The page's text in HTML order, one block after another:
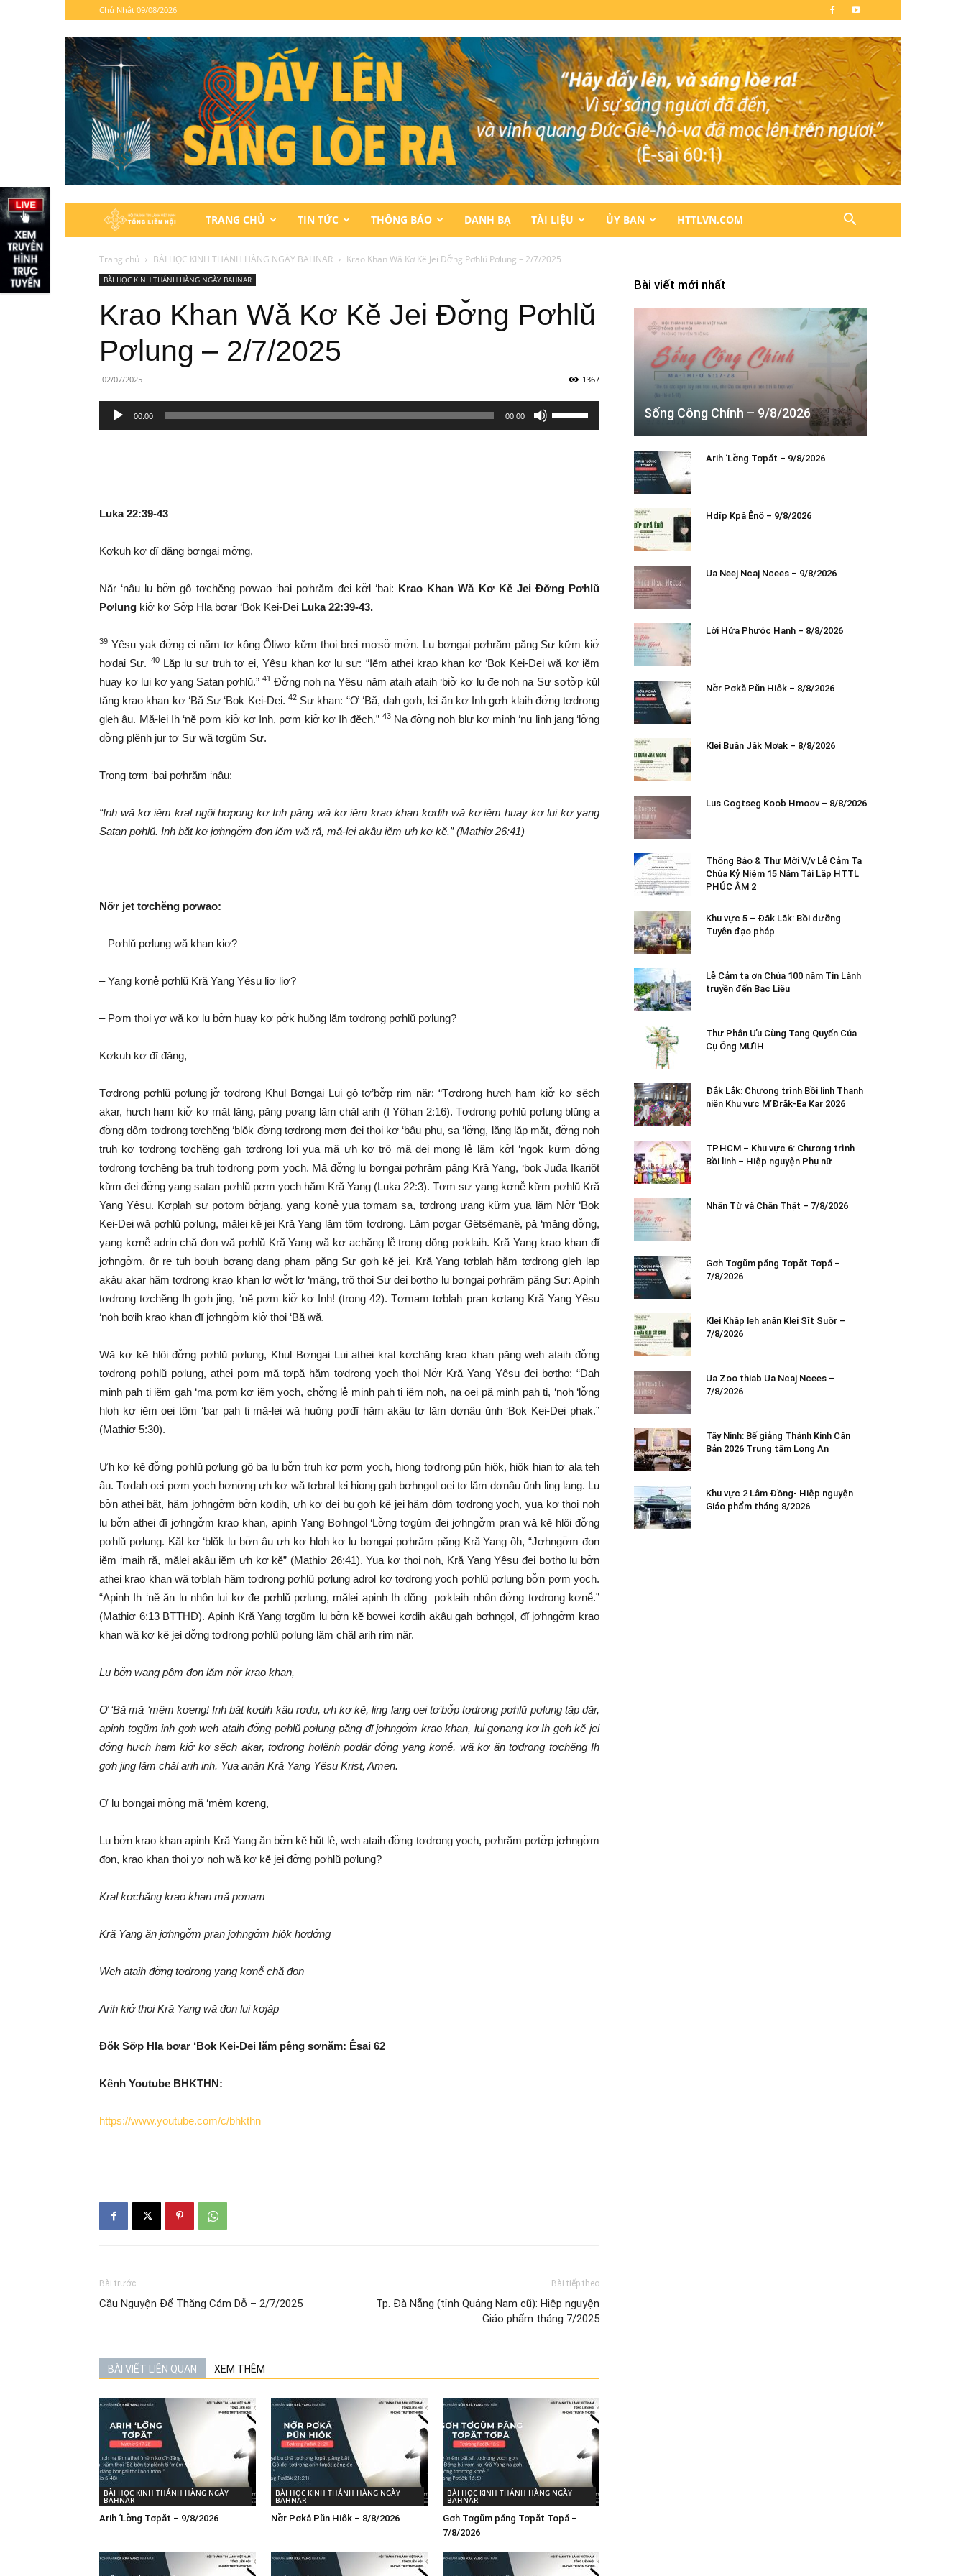
Chủ Nhật 09/08/2026
Hội
Thánh
Tin
Lành
Việt
TRANG CHỦ TIN TỨC THÔNG BÁO DANH BẠ TÀI LIỆU ỦY BAN HTTLVN.COM
Trang chủ BÀI HỌC KINH THÁNH HÀNG NGÀY BAHNAR Krao Khan Wă Kơ Kĕ Jei Đơ̆ng Pơhlŭ Pơlung – 2/7/2025
BÀI HỌC KINH THÁNH HÀNG NGÀY BAHNAR
Krao Khan Wă Kơ Kĕ Jei Đơ̆ng Pơhlŭ
Pơlung – 2/7/2025
02/07/2025 1367
Trình
phát
00:00 00:00
dụng
giảm
Luka 22:39-43
Kơkuh kơ đĭ đăng bơngai mơ̆ng,
Năr ‘nâu lu bơ̆n gô tơchĕng pơwao ‘bai pơhrăm đei kơ̆l ‘bai: Krao Khan Wă Kơ Kĕ Jei Đơ̆ng Pơhlŭ
Pơlung kiơ̆ kơ Sơ̆p Hla bơar ‘Bok Kei-Dei Luka 22:39-43.
39 Yêsu yak đơ̆ng ei năm tơ kông Ôliwơ kư̆m thoi brei mơsơ̆ mơ̆n. Lu bơngai pơhrăm păng Sư kư̆m kiơ̆
hơdai Sư. 40Lăp lu sư truh tơ ei, Yêsu khan kơ lu sư: “Iĕm athei krao khan kơ ‘Bok Kei-Dei wă kơ iĕm
huay kơ lui kơ yang Satan pơhlŭ.” 41 Đơ̆ng noh na Yêsu năm ataih ataih ‘biơ̆ kơ lu đe noh na Sư sơtơ̆p kŭl
tăng krao khan kơ ‘Bă Sư ‘Bok Kei-Dei. 42Sư khan: “Ơ ‘Bă, dah gơh, lei ăn kơ Inh gơh klaih đơ̆ng tơdrong
gleh âu. Mă-lei Ih ‘nĕ pơm kiơ̆ kơ Inh, pơm kiơ̆ kơ Ih đĕch.” 43Na đơ̆ng noh blư kơ minh ‘nu linh jang ‘lơ̆ng
đơ̆ng plĕnh jur tơ Sư wă tơgŭm Sư.
Trong tơm ‘bai pơhrăm ‘nâu:
“Inh wă kơ iĕm kral ngôi hơpong kơ Inh păng wă kơ iĕm krao khan kơdih wă kơ iĕm huay kơ lui kơ yang
Satan pơhlŭ. Inh băt kơ jơhngơ̆m đon iĕm wă ră, mă-lei akâu iĕm ưh kơ kĕ.”(Mathiơ 26:41)
Nơ̆r jet tơchĕng pơwao:
– Pơhlŭ pơlung wă khan kiơ?
– Yang kơnê̆ pơhlŭ Kră Yang Yêsu liơ liơ?
– Pơm thoi yơ wă kơ lu bơ̆n huay kơ pơ̆k huŏng lăm tơdrong pơhlŭ pơlung?
Kơkuh kơ đĭ đăng,
Tơdrong pơhlŭ pơlung jơ̆ tơdrong Khul Bơngai Lui gô tơ’bơ̆p rim năr: “Tơdrong hưch ham kiơ̆ kơ sĕch
akar, hưch ham kiơ̆ kơ măt lăng, păng pơang lăm chăl arih (I Yôhan 2:16). Tơdrong pơhlŭ pơlung blŭng a
đơ̆ng dôm tơdrong tơchĕng ‘blŏk đơ̆ng tơdrong mơn đei thoi kơ ‘bâu phu, sa ‘lơ̆ng, lăng lăp măt, đơ̆ng noh
truh kơ tơdrong tơchĕng gah tơdrong lơi yua mă ưh kơ trŏ mă đei mong lê̆ lăm kơ̆l ‘ngok kư̆m đơ̆ng
tơdrong tơchĕng ba truh tơdrong pơm yoch. Mă đơ̆ng lu bơngai pơhrăm păng Kră Yang, ‘bok Juđa Ikariôt
kư̆m đei đơ̆ng yang satan pơhlŭ pơm yoch hăm Kră Yang (Luka 22:3). Tơm sư yang kơnê̆ kư̆m pơhlŭ Kră
Yang Yêsu. Kơplah sư pơtơm bơ̆jang, yang kơnê̆ yua tơmam sa, tơdrong ưang kư̆m yua lăm Nơ̆r ‘Bok
Kei-Dei wă pơhlŭ pơlung, mălei kĕ jei Kră Yang lăm tôm tơdrong. Lăm pơgar Gêtsêmanê, pă ‘măng dơ̆ng,
yang kơnê̆ adrin chă đon wă pơhlŭ Kră Yang wă kơ achăng lê̆ trong dŏng pơklaih. Kră Yang krao khan đĭ
jơhngơ̆m, ôr re tuh bơuh bơang dang pham păng Sư gơh kĕ jei. Kră Yang tơblah hăm tơdrong gleh lap
akâu akar hăm tơdrong krao khan lơ wơ̆t lơ ‘măng, trŏ thoi Sư đei bơtho lu bơngai pơhrăm păng Sư: Apinh
tơdrong tơchĕng Ih gơh jing, ‘nĕ pơm kiơ̆ kơ Inh! (trong 42). Tơmam tơblah pran kơtang Kră Yang Yêsu
‘noh bơih krao khan đĭ jơhngơ̆m kiơ̆ thoi ‘Bă wă.
Wă kơ kĕ hlôi đơ̆ng pơhlŭ pơlung, Khul Bơngai Lui athei kral kơchăng krao khan păng weh ataih đơ̆ng
tơdrong pơhlŭ pơlung, athei pơm mă tơpă hăm tơdrong yoch thoi Nơ̆r Kră Yang Yêsu đei bơtho: “Dah
minh pah ti iĕm gah ‘ma pơm kơ iĕm yoch, chơ̆ng lê̆ minh pah ti iĕm noh, na oei pă minh pah ti, ‘noh ‘lơ̆ng
hloh kơ iĕm oei tôm ‘bar pah ti mă-lei wă huŏng pơđĭ hăm akâu tơ lăm dơnâu ŭnh ‘Bok Kei-Dei phak.”
(Mathiơ 5:30).
Ưh kơ kĕ đơ̆ng pơhlŭ pơlung gô ba lu bơ̆n truh kơ pơm yoch, hiong tơdrong pŭn hiôk, hiôk hian tơ ala teh
âu. Tơdah oei pơm yoch hơnơ̆ng ưh kơ wă tơbral lei hiong gah bơhngol oei tơ lăm dơnâu ŭnh ling lang. Lu
bơ̆n athei băt, hăm jơhngơ̆m bơ̆n kơdih, ưh kơ đei bu gơh kĕ jei hăm dôm tơdrong yoch, yua kơ thoi noh
lu bơ̆n athei đĭ jơhngơ̆m krao khan, apinh Yang Bơhngol ‘Lơ̆ng tơgŭm đei jơhngơ̆m pran wă kĕ hlôi đơ̆ng
pơhlŭ pơlung. Kăl kơ ‘blŏk lu bơ̆n âu ưh kơ hloh kơ lu bơngai pơhrăm păng Kră Yang ôh, “Jơhngơ̆m đon
iĕm ‘maih ră, mălei akâu iĕm ưh kơ kĕ” (Mathiơ 26:41). Yua kơ thoi noh, Kră Yang Yêsu đei bơtho lu bơ̆n
athei krao khan wă tơblah hăm tơdrong pơhlŭ pơlung adrol kơ tơdrong yoch pơhlŭ pơlung bơ̆n pơm yoch.
“Apinh Ih ‘nĕ ăn lu nhôn lui kơ đe pơhlŭ pơlung, mălei apinh Ih dŏng pơklaih nhôn đơ̆ng tơdrong kơnê̆.”
(Mathiơ 6:13 BTTHĐ). Apinh Kră Yang tơgŭm lu bơ̆n kĕ bơwei kơdih akâu gah bơhngol, đĭ jơhngơ̆m krao
khan wă kơ kĕ jei đơ̆ng tơdrong pơhlŭ pơlung lăm chăl arih rim năr.
Lu bơ̆n wang pôm đon lăm nơ̆r krao khan,
Ơ ‘Bă mă ‘mêm kơeng! Inh băt kơdih kâu rơdu, ưh kơ kĕ, ling lang oei tơ’bơ̆p tơdrong pơhlŭ pơlung tăp dăr,
apinh tơgŭm inh gơh weh ataih đơ̆ng pơhlŭ pơlung păng đĭ jơhngơ̆m krao khan, lui gơnang kơ Ih gơh kĕ jei
đơ̆ng hưch ham kiơ̆ kơ sĕch akar, tơdrong hơlĕnh pơdăr đơ̆ng yang kơnê̆, wă kơ ăn tơdrong tơchĕng Ih
gơh jing lăm chăl arih inh. Yua anăn Kră Yang Yêsu Krist, Amen.
Ơ lu bơngai mơ̆ng mă ‘mêm kơeng,
Lu bơ̆n krao khan apinh Kră Yang ăn bơ̆n kĕ hŭt lê̆, weh ataih đơ̆ng tơdrong yoch, pơhrăm pơtơ̆p jơhngơ̆m
đon, krao khan thoi yơ noh wă kơ kĕ jei đơ̆ng pơhlŭ pơlung?
Kral kơchăng krao khan mă pơnam
Kră Yang ăn jơhngơ̆m pran jơhngơ̆m hiôk hơđơ̆ng
Weh ataih đơ̆ng tơdrong yang kơnê̆ chă đon
Arih kiơ̆ thoi Kră Yang wă đon lui kơjăp
Đŏk Sơ̆p Hla bơar ‘Bok Kei-Dei lăm pêng sơnăm: Êsai 62
Kênh Youtube BHKTHN:
https://www.youtube.com/c/bhkthn
Bài trước
Cầu Nguyện Để Thắng Cám Dỗ – 2/7/2025
Bài tiếp theo
Tp. Đà Nẵng (tỉnh Quảng Nam cũ): Hiệp nguyện
Giáo phẩm tháng 7/2025
BÀI VIẾT LIÊN QUAN XEM THÊM
BÀI HỌC KINH THÁNH HÀNG NGÀY
BAHNAR
Arih ‘Lơ̆ng Tơpăt – 9/8/2026
BÀI HỌC KINH THÁNH HÀNG NGÀY
BAHNAR
Nơ̆r Pơkă Pŭn Hiôk – 8/8/2026
BÀI HỌC KINH THÁNH HÀNG NGÀY
BAHNAR
Gơh Tơgŭm păng Tơpăt Tơpă –
7/8/2026
Bài viết mới nhất
Sống Công Chính – 9/8/2026
Arih ‘Lơ̆ng Tơpăt – 9/8/2026
Hdĭp Kpă Ênô – 9/8/2026
Ua Neej Ncaj Ncees – 9/8/2026
Lời Hứa Phước Hạnh – 8/8/2026
Nơ̆r Pơkă Pŭn Hiôk – 8/8/2026
Klei Ƀuăn Jăk Mơak – 8/8/2026
Lus Cogtseg Koob Hmoov – 8/8/2026
Thông Báo & Thư Mời V/v Lễ Cảm Tạ
Chúa Kỷ Niệm 15 Năm Tái Lập HTTL
PHÚC ÂM 2
Khu vực 5 – Đắk Lắk: Bồi dưỡng
Tuyên đạo pháp
Lễ Cảm tạ ơn Chúa 100 năm Tin Lành
truyền đến Bạc Liêu
Thư Phân Ưu Cùng Tang Quyến Của
Cụ Ông MƯIH
Đắk Lắk: Chương trình Bồi linh Thanh
niên Khu vực M’Đrắk-Ea Kar 2026
TP.HCM – Khu vực 6: Chương trình
Bồi linh – Hiệp nguyện Phụ nữ
Nhân Từ và Chân Thật – 7/8/2026
Gơh Tơgŭm păng Tơpăt Tơpă –
7/8/2026
Klei Khăp leh anăn Klei Sĭt Suôr –
7/8/2026
Ua Zoo thiab Ua Ncaj Ncees –
7/8/2026
Tây Ninh: Bế giảng Thánh Kinh Căn
Bản 2026 Trung tâm Long An
Khu vực 2 Lâm Đồng- Hiệp nguyện
Giáo phẩm tháng 8/2026